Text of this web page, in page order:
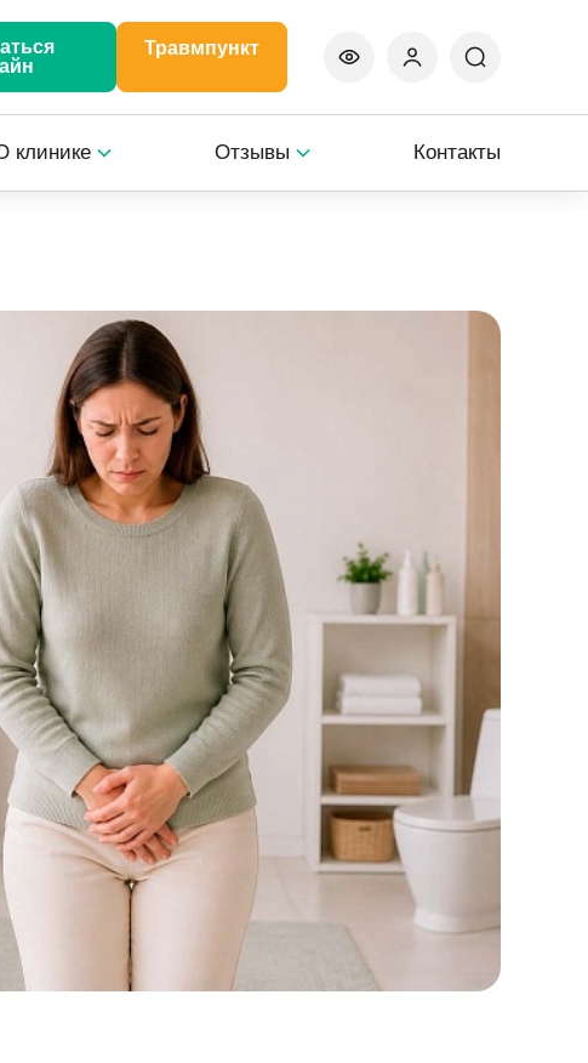
Травмпункт
клинике Отзывы Контакты